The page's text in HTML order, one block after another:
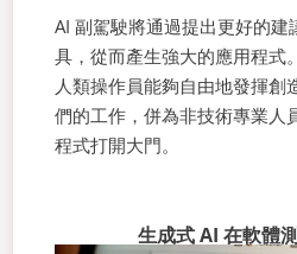
AI 副駕駛將通過提出更好的
具，從而產生強大的應用程式
人類操作員能夠自由地發揮創
們的工作，併為非技術專業人
程式打開大門。
生成式 AI 在軟體